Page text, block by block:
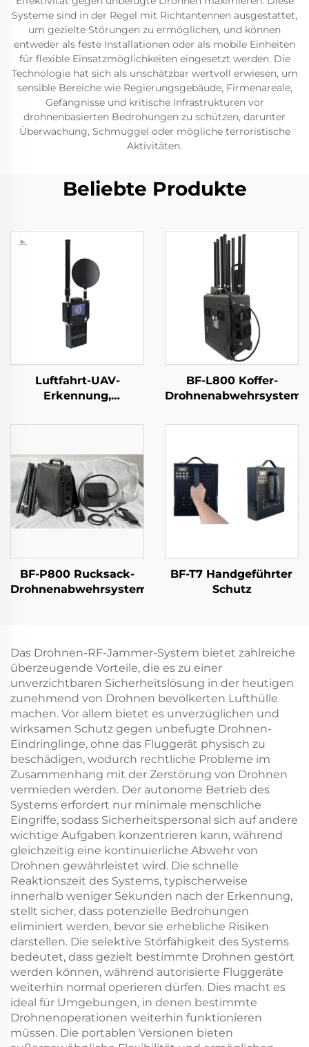
Systeme sind in der Regel mit Richtantennen ausgestattet,
um gezielte Störungen zu ermöglichen, und können
entweder als feste Installationen oder als mobile Einheiten
für flexible Einsatzmöglichkeiten eingesetzt werden. Die
Technologie hat sich als unschätzbar wertvoll erwiesen, um
sensible Bereiche wie Regierungsgebäude, Firmenareale,
Gefängnisse und kritische Infrastrukturen vor
drohnenbasierten Bedrohungen zu schützen, darunter
Überwachung, Schmuggel oder mögliche terroristische
Aktivitäten.
Beliebte Produkte
Luftfahrt-UAV-
Erkennung,
Perimeter-
gegen Drohnen,
tragbarer
Langstrecken-Signal-
Detektor für FPV
BF-L800 Koffer-
Drohnenabwehrsystem
BF-P800 Rucksack-
Drohnenabwehrsystem
BF-T7 Handgeführter
Schutz
Das Drohnen-RF-Jammer-System bietet zahlreiche
überzeugende Vorteile, die es zu einer
unverzichtbaren Sicherheitslösung in der heutigen
zunehmend von Drohnen bevölkerten Lufthülle
machen. Vor allem bietet es unverzüglichen und
wirksamen Schutz gegen unbefugte Drohnen-
Eindringlinge, ohne das Fluggerät physisch zu
beschädigen, wodurch rechtliche Probleme im
Zusammenhang mit der Zerstörung von Drohnen
vermieden werden. Der autonome Betrieb des
Systems erfordert nur minimale menschliche
Eingriffe, sodass Sicherheitspersonal sich auf andere
wichtige Aufgaben konzentrieren kann, während
gleichzeitig eine kontinuierliche Abwehr von
Drohnen gewährleistet wird. Die schnelle
Reaktionszeit des Systems, typischerweise
innerhalb weniger Sekunden nach der Erkennung,
stellt sicher, dass potenzielle Bedrohungen
eliminiert werden, bevor sie erhebliche Risiken
darstellen. Die selektive Störfähigkeit des Systems
bedeutet, dass gezielt bestimmte Drohnen gestört
werden können, während autorisierte Fluggeräte
weiterhin normal operieren dürfen. Dies macht es
ideal für Umgebungen, in denen bestimmte
Drohnenoperationen weiterhin funktionieren
müssen. Die portablen Versionen bieten